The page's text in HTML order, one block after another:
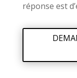
réponse est